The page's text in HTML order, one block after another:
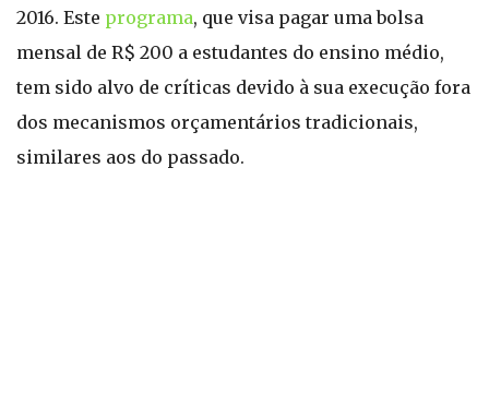
2016. Este programa, que visa pagar uma bolsa
mensal de R$ 200 a estudantes do ensino médio,
tem sido alvo de críticas devido à sua execução fora
dos mecanismos orçamentários tradicionais,
similares aos do passado.